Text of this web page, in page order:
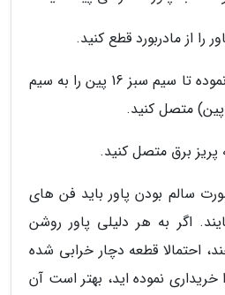
4. از جامپر خود استفاده نموده تا سیم سبز 16 پین را به سیم
سالم بودن پاور باید فن های
اگر به هر دلیلی پاور روشن
احتمالا قطعه دچار خرابی شده
خریداری نموده اید، بهتر است آن